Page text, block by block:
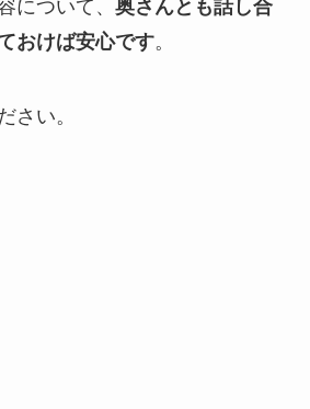
について、 奥さんとも話し合
おけば安心です。
さい。